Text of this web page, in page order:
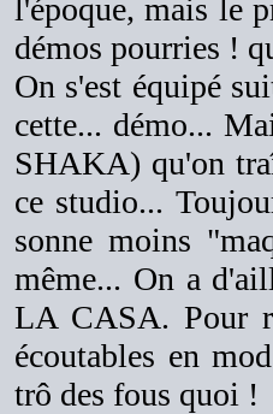
l'époque, mais le
démos pourries !
On s'est équipé
cette... démo...
SHAKA) qu'on
ce studio...
sonne moins
même... On a
LA CASA. Pour
écoutables en
trô des fous quoi !